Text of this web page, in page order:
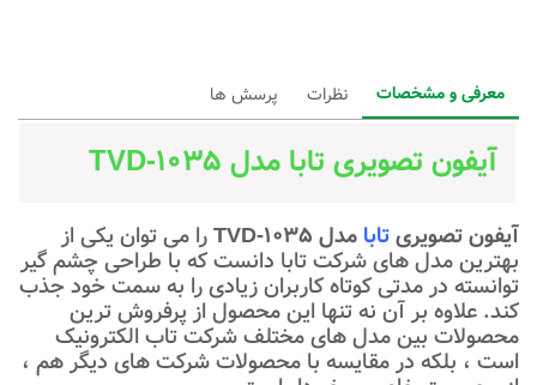
معرفی و مشخصات نظرات پرسش ها
آیفون تصویری تابا مدل TVD-1035
آیفون تصویریتابا مدل TVD-1035را می توان یکی از
بهترین مدل های شرکت تابا دانست که با طراحی چشم گیر
توانسته در مدتی کوتاه کاربران زیادی را به سمت خود جذب
کند. علاوه بر آن نه تنها این محصول از پرفروش ترین
محصولات بین مدل های مختلف شرکت تاب الکترونیک
است ، بلکه در مقایسه با محصولات شرکت های دیگر هم ،